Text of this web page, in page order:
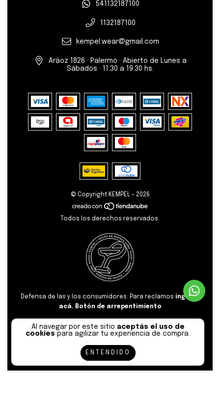
Al navegar por este sitio aceptás el uso de
cookies para agilizar tu experiencia de compra.
ENTENDIDO
541132187100
1132187100
kempel.wear@gmail.com
Aráoz 1826 · Palermo · Abierto de Lunes a
Sábados · 11:30 a 19:30 hs.
© Copyright KEMPEL - 2026
Todos los derechos reservados.
Defensa de las y los consumidores. Para reclamos ingresá
acá. Botón de arrepentimiento